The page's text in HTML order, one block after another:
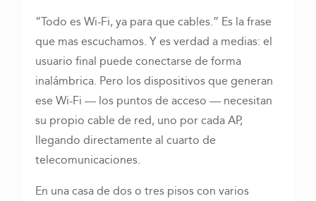
“Todo es Wi-Fi, ya para que cables.” Es la frase
que mas escuchamos. Y es verdad a medias: el
usuario final puede conectarse de forma
inalámbrica. Pero los dispositivos que generan
ese Wi-Fi — los puntos de acceso — necesitan
su propio cable de red, uno por cada AP,
llegando directamente al cuarto de
telecomunicaciones.
En una casa de dos o tres pisos con varios